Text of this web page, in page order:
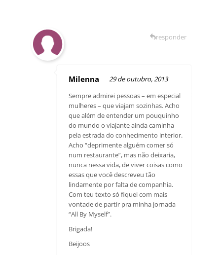
Milenna
29 de outubro, 2013
Sempre admirei pessoas – em especial
mulheres – que viajam sozinhas. Acho
que além de entender um pouquinho
do mundo o viajante ainda caminha
pela estrada do conhecimento interior.
Acho “deprimente alguém comer só
num restaurante”, mas não deixaria,
nunca nessa vida, de viver coisas como
essas que você descreveu tão
lindamente por falta de companhia.
Com teu texto só fiquei com mais
vontade de partir pra minha jornada
“All By Myself”.
Brigada!
Beijoos
responder